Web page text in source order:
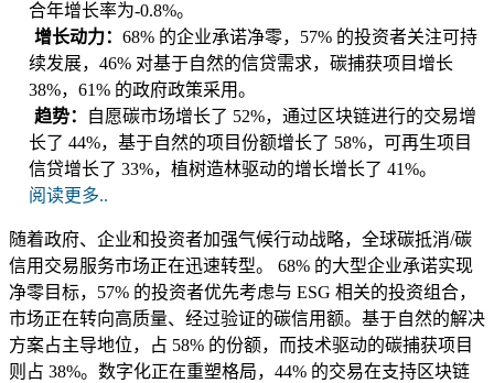
合年增长率为-0.8%。
增长动力： 68% 的企业承诺净零，57% 的投资者关注可持
续发展，46% 对基于自然的信贷需求，碳捕获项目增长
38%，61% 的政府政策采用。
趋势：
自愿碳市场增长了 52%，通过区块链进行的交易增
长了 44%，基于自然的项目份额增长了 58%，可再生项目
信贷增长了 33%，植树造林驱动的增长增长了 41%。
阅读更多..
随着政府、企业和投资者加强气候行动战略，全球碳抵消/碳
信用交易服务市场正在迅速转型。 68% 的大型企业承诺实现
净零目标，57% 的投资者优先考虑与 ESG 相关的投资组合，
市场正在转向高质量、经过验证的碳信用额。基于自然的解决
方案占主导地位，占 58% 的份额，而技术驱动的碳捕获项目
则占 38%。数字化正在重塑格局，44% 的交易在支持区块链